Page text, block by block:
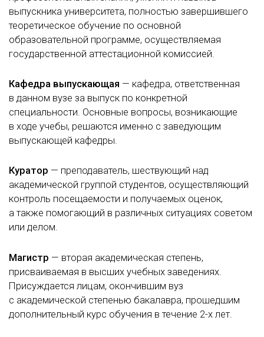
выпускника университета, полностью завершившего
теоретическое обучение по основной
образовательной программе, осуществляемая
государственной аттестационной комиссией.
Кафедра выпускающая — кафедра, ответственная
в данном вузе за выпуск по конкретной
специальности. Основные вопросы, возникающие
в ходе учебы, решаются именно с заведующим
выпускающей кафедры.
Куратор — преподаватель, шествующий над
академической группой студентов, осуществляющий
контроль посещаемости и получаемых оценок,
а также помогающий в различных ситуациях советом
или делом.
Магистр — вторая академическая степень,
присваиваемая в высших учебных заведениях.
Присуждается лицам, окончившим вуз
с академической степенью бакалавра, прошедшим
дополнительный курс обучения в течение 2-х лет.